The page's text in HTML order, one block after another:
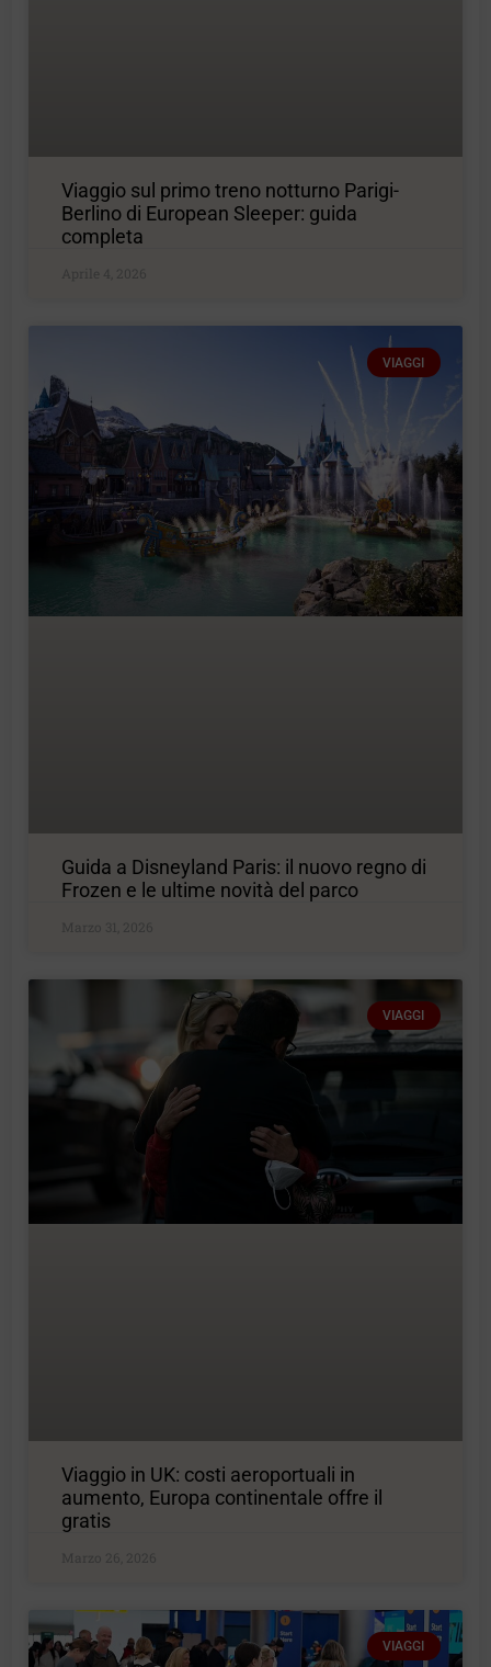
Viaggio sul primo treno notturno Parigi-
Berlino di European Sleeper: guida
completa
Aprile 4, 2026
VIAGGI
Guida a Disneyland Paris: il nuovo regno di
Frozen e le ultime novità del parco
Marzo 31, 2026
VIAGGI
Viaggio in UK: costi aeroportuali in
aumento, Europa continentale offre il
gratis
Marzo 26, 2026
VIAGGI